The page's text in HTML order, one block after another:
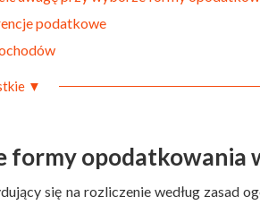
podatkowe
▼
formy opodatkowania
się na rozliczenie według zasad